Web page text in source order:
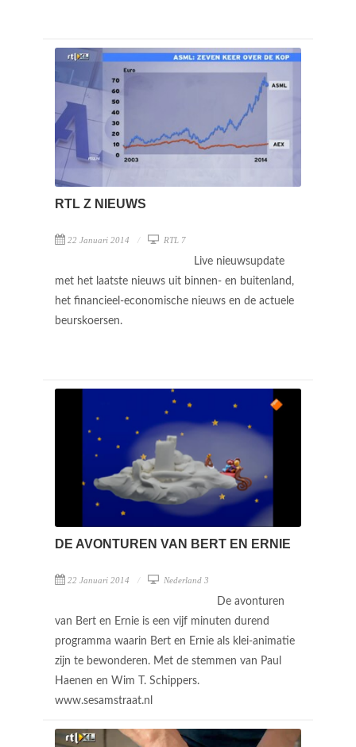
RTL Z NIEUWS
22 Januari 2014 RTL 7
Live nieuwsupdate
met het laatste nieuws uit binnen- en buitenland,
het financieel-economische nieuws en de actuele
beurskoersen.
DE AVONTUREN VAN BERT EN ERNIE
22 Januari 2014 Nederland 3
De avonturen
van Bert en Ernie is een vijf minuten durend
programma waarin Bert en Ernie als klei-animatie
zijn te bewonderen. Met de stemmen van Paul
Haenen en Wim T. Schippers.
www.sesamstraat.nl